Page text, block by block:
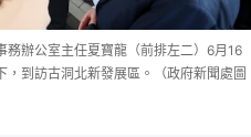
務辦公室主任夏寶龍（前排左二）6月16
，到訪古洞北新發展區。（政府新聞處圖